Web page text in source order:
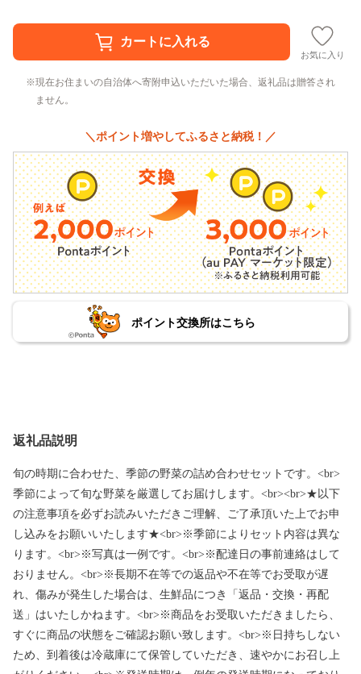
お気に入り
現在お住まいの自治体へ寄附申込いただいた場合、返礼品は贈答され
ません。
＼ポイント増やしてふるさと納税！／
ポイント交換所はこちら
返礼品説明
旬の時期に合わせた、季節の野菜の詰め合わせセットです。<br>
季節によって旬な野菜を厳選してお届けします。<br><br>★以下
の注意事項を必ずお読みいただきご理解、ご了承頂いた上でお申
し込みをお願いいたします★<br>※季節によりセット内容は異な
ります。<br>※写真は一例です。<br>※配達日の事前連絡はして
おりません。<br>※長期不在等での返品や不在等でお受取が遅
れ、傷みが発生した場合は、生鮮品につき「返品・交換・再配
送」はいたしかねます。<br>※商品をお受取いただきましたら、
すぐに商品の状態をご確認お願い致します。<br>※日持ちしない
ため、到着後は冷蔵庫にて保管していただき、速やかにお召し上